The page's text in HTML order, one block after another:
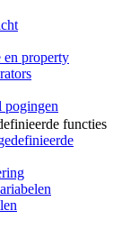
en property
pogingen
functies